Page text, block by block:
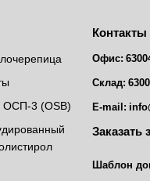
ОСП-3 (OSB)
Контакты
Офис:
Склад:
E-mail:
Заказать
Шаблон